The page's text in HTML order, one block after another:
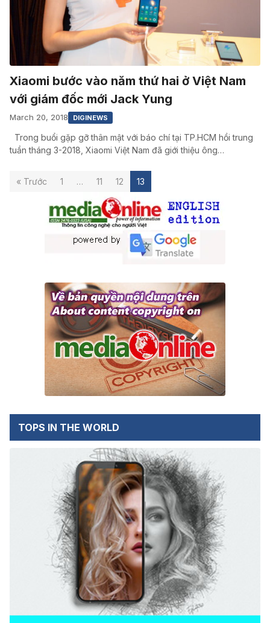
Xiaomi bước vào năm thứ hai ở Việt Nam
với giám đốc mới Jack Yung
March 20, 2018 DIGINEWS
Trong buổi gặp gỡ thân mật với báo chí tại TP.HCM hồi trung
tuần tháng 3-2018, Xiaomi Việt Nam đã giới thiệu ông…
« Trước 1 … 11 12 13
TOPS IN THE WORLD